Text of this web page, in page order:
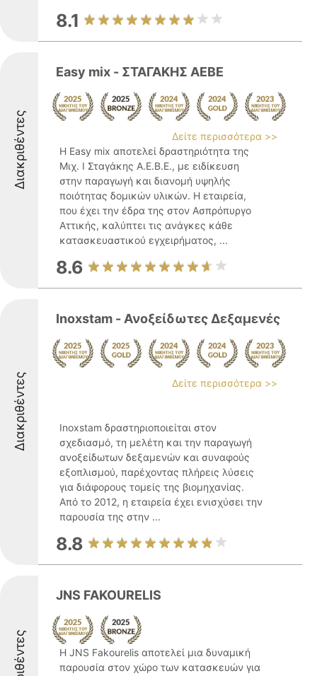
8.1
Διακριθέντες
Easy mix - ΣΤΑΓΑΚΗΣ ΑΕΒΕ
Δείτε περισσότερα >>
Η Easy mix αποτελεί δραστηριότητα της
Μιχ. Ι Σταγάκης Α.Ε.Β.Ε., με ειδίκευση
στην παραγωγή και διανομή υψηλής
ποιότητας δομικών υλικών. Η εταιρεία,
που έχει την έδρα της στον Ασπρόπυργο
Αττικής, καλύπτει τις ανάγκες κάθε
κατασκευαστικού εγχειρήματος, ...
8.6
Διακριθέντες
Inoxstam - Ανοξείδωτες Δεξαμενές
Δείτε περισσότερα >>
Inoxstam δραστηριοποιείται στον
σχεδιασμό, τη μελέτη και την παραγωγή
ανοξείδωτων δεξαμενών και συναφούς
εξοπλισμού, παρέχοντας πλήρεις λύσεις
για διάφορους τομείς της βιομηχανίας.
Από το 2012, η εταιρεία έχει ενισχύσει την
παρουσία της στην ...
8.8
JNS FAKOURELIS
Η JNS Fakourelis αποτελεί μια δυναμική
παρουσία στον χώρο των κατασκευών για